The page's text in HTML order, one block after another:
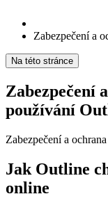
Zabezpečení a
Na této stránce
Zabezpečení
používání
Zabezpečení a
Jak Outline
online